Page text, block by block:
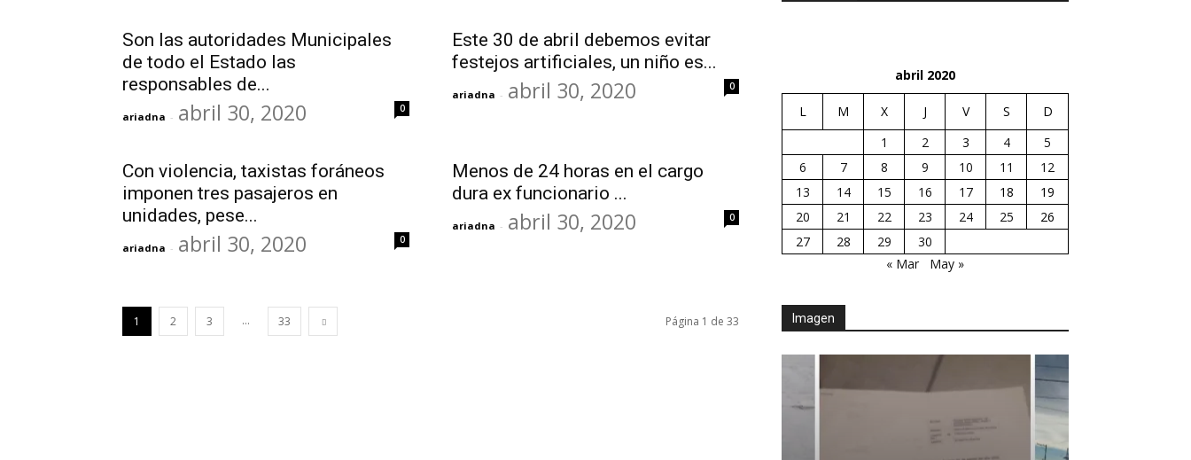
Oaxaca
Son las autoridades Municipales
de todo el Estado las
responsables de...
ariadna - abril 30, 2020 0
Este 30 de abril debemos evitar
festejos artificiales, un niño es...
ariadna - abril 30, 2020 0
Con violencia, taxistas foráneos
imponen tres pasajeros en
unidades, pese...
ariadna - abril 30, 2020 0
Menos de 24 horas en el cargo
dura ex funcionario ...
ariadna - abril 30, 2020 0
1 2 3 ... 33 Página 1 de 33
abril 2020
L M X J V S
D
1
2 3 4
5
6
7 8 9 10 11
12
13
14 15 16 17 18
19
20
21 22 23 24 25
26
27
28 29
30
« Mar
May »
Imagen